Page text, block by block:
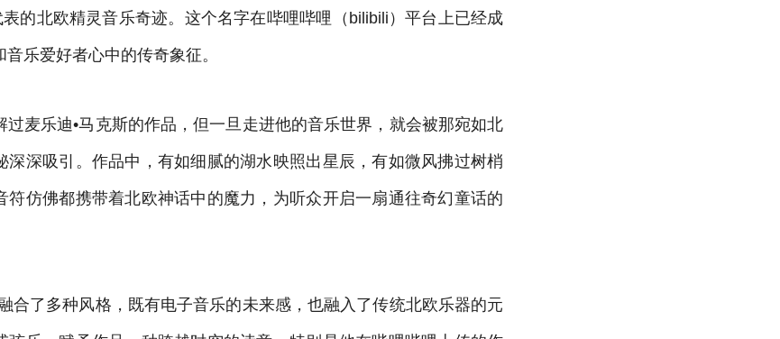
表的北欧精灵音乐奇迹。这个名字在哔哩哔哩（bilibili）平台上已经成
乐爱好者心中的传奇象征。
过麦乐迪•马克斯的作品，但一旦走进他的音乐世界，就会被那宛如北
深深吸引。作品中，有如细腻的湖水映照出星辰，有如微风拂过树梢
符仿佛都携带着北欧神话中的魔力，为听众开启一扇通往奇幻童话的
合了多种风格，既有电子音乐的未来感，也融入了传统北欧乐器的元